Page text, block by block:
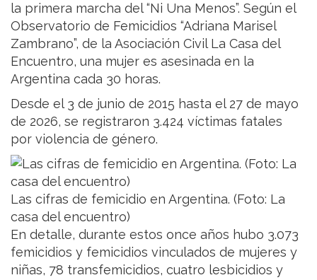
la primera marcha del “Ni Una Menos”. Según el
Observatorio de Femicidios “Adriana Marisel
Zambrano”, de la Asociación Civil La Casa del
Encuentro, una mujer es asesinada en la
Argentina cada 30 horas.
Desde el 3 de junio de 2015 hasta el 27 de mayo
de 2026, se registraron 3.424 víctimas fatales
por violencia de género.
Las cifras de femicidio en Argentina. (Foto: La
casa del encuentro)
En detalle, durante estos once años hubo 3.073
femicidios y femicidios vinculados de mujeres y
niñas, 78 transfemicidios, cuatro lesbicidios y